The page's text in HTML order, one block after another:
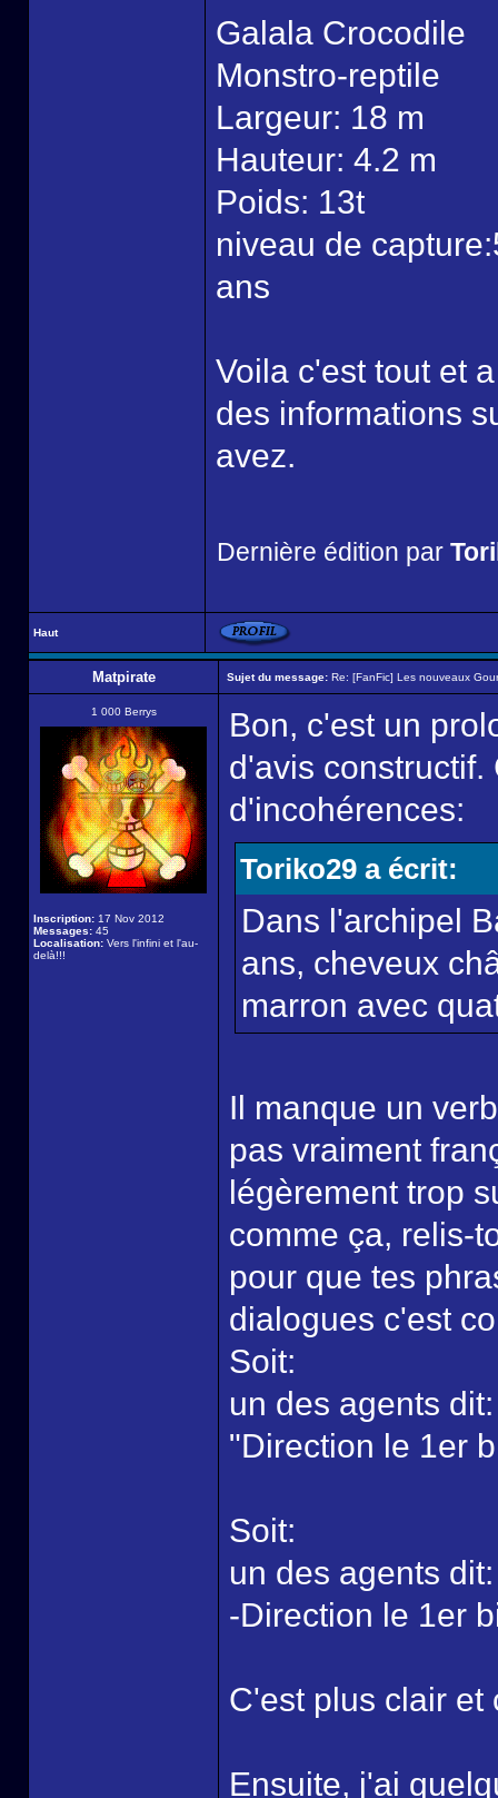
Galala Crocodile
Monstro-reptile
Largeur: 18 m
Hauteur: 4.2 m
Poids: 13t
niveau de
ans
Voila c'est tout et
des informations
avez.
Dernière édition par
Haut
Matpirate Sujet du message: Re: [FanFic] Les nouveaux
1 000 Berrys
Inscription: 17 Nov 2012
Messages: 45
Localisation: Vers l'infini et l'au-
delà!!!
Bon, c'est un
d'avis
d'incohérences:
Toriko29 a écrit:
Dans l'archipel
ans, cheveux
marron avec
Il manque un
pas vraiment
légèrement trop
comme ça, relis-
pour que tes
dialogues c'est
Soit:
un des agents dit:
"Direction le 1er
Soit:
un des agents dit:
-Direction le 1er
C'est plus clair et
Ensuite, j'ai